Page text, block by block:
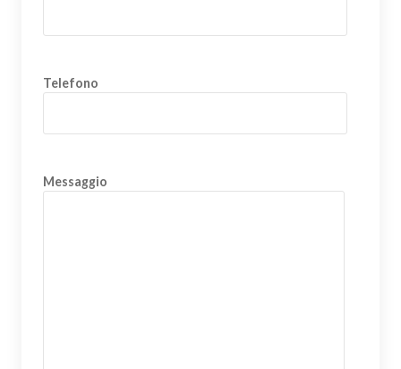
Telefono
Messaggio